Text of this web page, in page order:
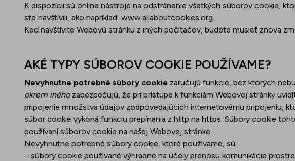
K dispozícii sú online nástroje na odstránenie všetkých súborov cookie,
ste navštívili, ako napríklad www.allaboutcookies.org.
Keď navštívite Webovú stránku z iných počítačov, budete musieť znova
AKÉ TYPY SÚBOROV COOKIE POUŽÍVAME?
Nevyhnutne potrebné súbory cookie zaručujú funkcie, bez ktorých
okrem inéhozabezpečujú, že pri prístupe k funkciám Webovej stránky
pripojenie množstva údajov zodpovedajúcich internetovému pripojeniu,
súbor cookie vykoná funkciu prepínania z http na https. Súbory cookie
používaní súborov cookie na našej Webovej stránke.
Nevyhnutne potrebné súbory cookie, ktoré používame, sú:
– súbory cookie používané výhradne na účely prenosu komunikácie